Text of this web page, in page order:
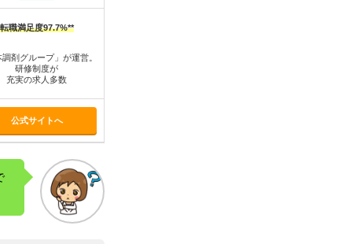
転職満足度97.7%**
調剤グループ」が運営。
研修制度が
充実の求人多数
公式サイトへ